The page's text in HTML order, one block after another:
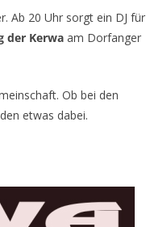
Ab 20 Uhr sorgt ein DJ für
der Kerwa am Dorfanger
Ob bei den
etwas dabei.